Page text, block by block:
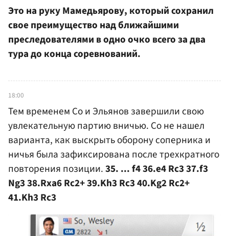
Это на руку Мамедьярову, который сохранил
свое преимущество над ближайшими
преследователями в одно очко всего за два
тура до конца соревнований.
18:00
Тем временем Со и Эльянов завершили свою
увлекательную партию вничью. Со не нашел
варианта, как выскрыть оборону соперника и
ничья была зафиксирована после трехкратного
повторения позиции.35. ... f4 36.e4 Rc3 37.f3
Ng3 38.Rxa6 Rc2+ 39.Kh3 Rc3 40.Kg2 Rc2+
41.Kh3 Rc3